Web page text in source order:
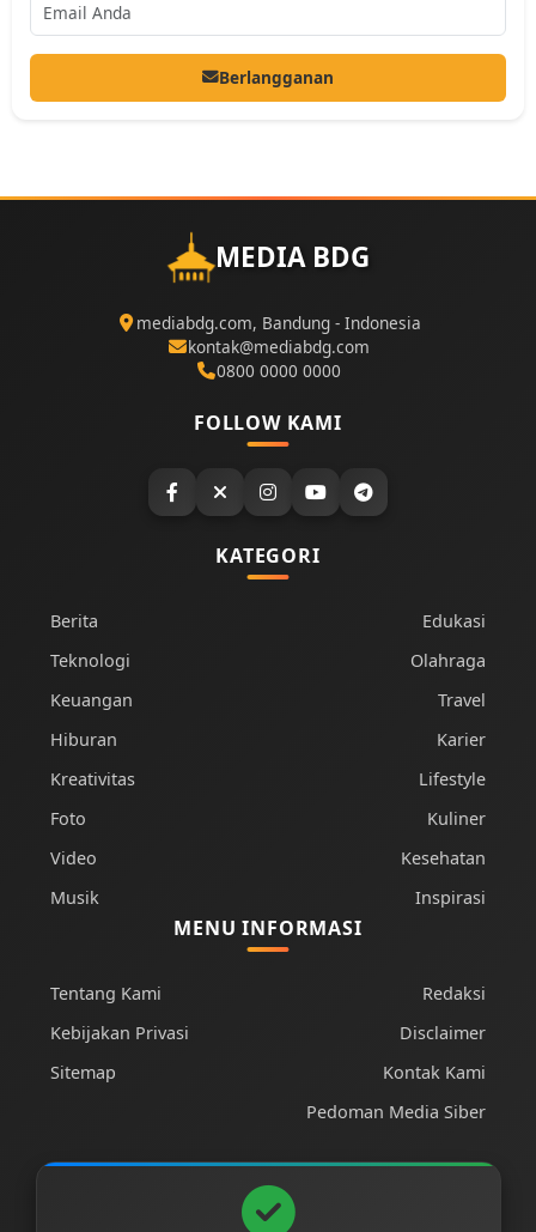
Berlangganan
MEDIA BDG
mediabdg.com, Bandung - Indonesia
kontak@mediabdg.com
0800 0000 0000
FOLLOW KAMI
KATEGORI
Berita
Teknologi
Keuangan
Hiburan
Kreativitas
Foto
Video
Musik
Edukasi
Olahraga
Travel
Karier
Lifestyle
Kuliner
Kesehatan
Inspirasi
MENU INFORMASI
Tentang Kami
Kebijakan Privasi
Sitemap
Redaksi
Disclaimer
Kontak Kami
Pedoman Media Siber